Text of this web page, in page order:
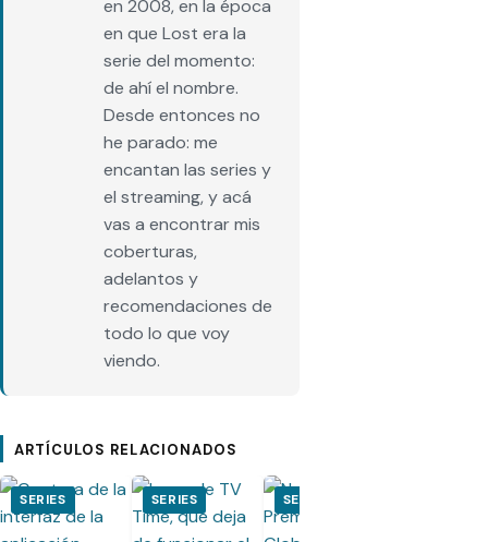
en 2008, en la época
en que Lost era la
serie del momento:
de ahí el nombre.
Desde entonces no
he parado: me
encantan las series y
el streaming, y acá
vas a encontrar mis
coberturas,
adelantos y
recomendaciones de
todo lo que voy
viendo.
ARTÍCULOS RELACIONADOS
SERIES SERIES SERIES